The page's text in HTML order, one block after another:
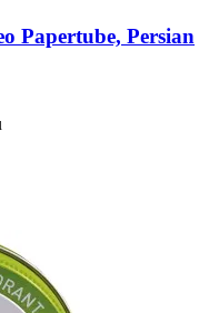
Papertube, Persian